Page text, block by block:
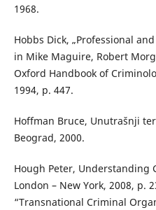
1968.
Hobbs Dick, „Professional
in Mike Maguire, Robert
Oxford Handbook of
1994, p. 447.
Hoffman Bruce, Unutrašnji
Beograd, 2000.
Hough Peter, Understanding
London – New York, 2008, p.
“Transnational Criminal